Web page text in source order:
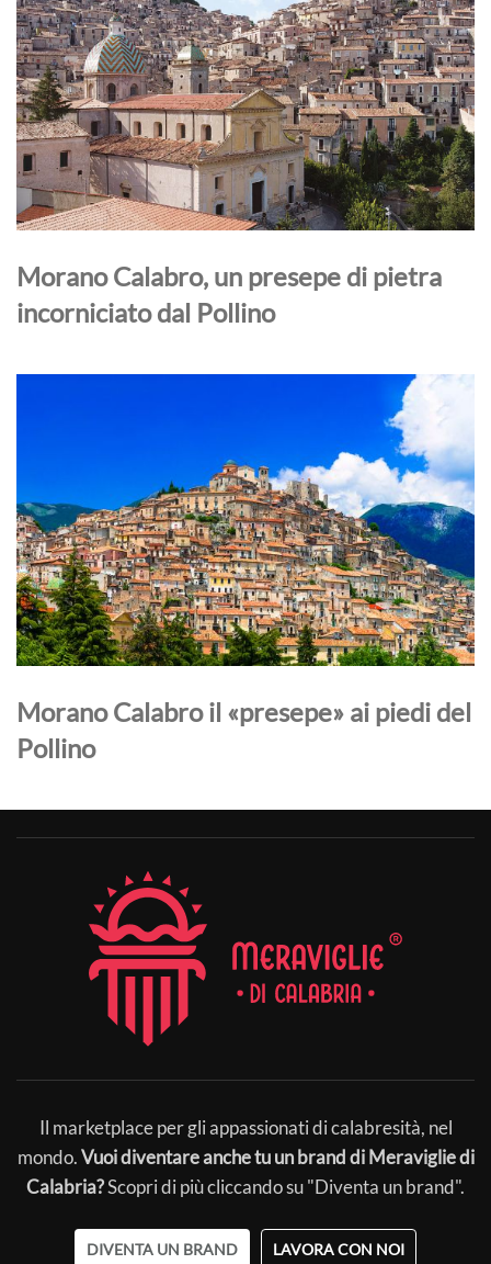
Morano Calabro, un presepe di pietra
incorniciato dal Pollino
Morano Calabro il «presepe» ai piedi del
Pollino
Il marketplace per gli appassionati di calabresità, nel
mondo.Vuoi diventare anche tu un brand di Meraviglie di
Calabria?Scopri di più cliccando su "Diventa un brand".
DIVENTA UN BRAND LAVORA CON NOI